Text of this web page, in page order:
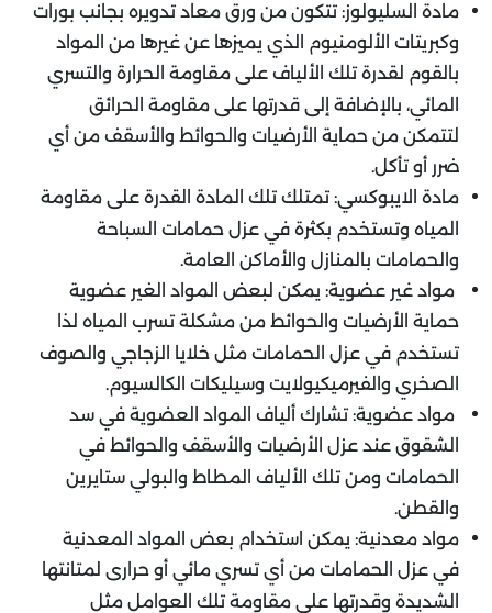
مادة السليولوز: تتكون من ورق معاد تدويره بجانب بورات
وكبريتات الألومنيوم الذي يميزها عن غيرها من المواد
بالقوم لقدرة تلك الألياف على مقاومة الحرارة والتسري
المائي، بالإضافة إلى قدرتها على مقاومة الحرائق
لتتمكن من حماية الأرضيات والحوائط والأسقف من أي
ضرر أو تأكل.
مادة الايبوكسي: تمتلك تلك المادة القدرة على مقاومة
المياه وتستخدم بكثرة في عزل حمامات السباحة
والحمامات بالمنازل والأماكن العامة.
مواد غير عضوية: يمكن لبعض المواد الغير عضوية
حماية الأرضيات والحوائط من مشكلة تسرب المياه لذا
تستخدم في عزل الحمامات مثل خلايا الزجاجي والصوف
الصخري والفيرميكيولايت وسيليكات الكالسيوم.
مواد عضوية: تشارك ألياف المواد العضوية في سد
الشقوق عند عزل الأرضيات والأسقف والحوائط في
الحمامات ومن تلك الألياف المطاط والبولي ستايرين
والقطن.
مواد معدنية: يمكن استخدام بعض المواد المعدنية
في عزل الحمامات من أي تسري مائي أو حرارى لمتانتها
الشديدة وقدرتها على مقاومة تلك العوامل مثل